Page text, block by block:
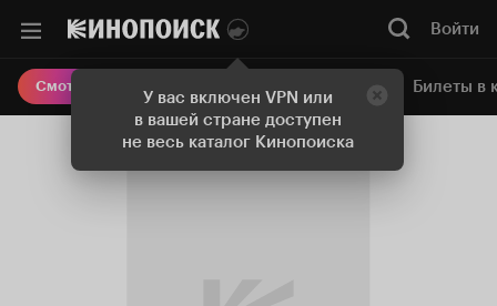
У вас включен VPN или
в вашей стране доступен
не весь каталог Кинопоиска
Войти
Смотреть кино Онлайн-кинотеатр Билеты в